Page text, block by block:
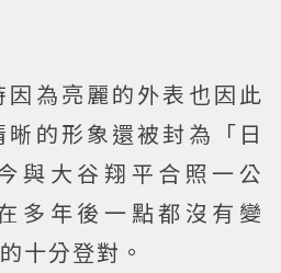
為亮麗的外表也因此
的形象還被封為「日
與大谷翔平合照一公
多年後一點都沒有變
十分登對。